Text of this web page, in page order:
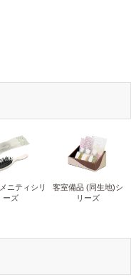
ニティシリ
ーズ
客室備品 (同生地)シ
リーズ